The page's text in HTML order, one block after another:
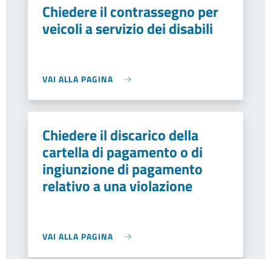
Chiedere il contrassegno per
veicoli a servizio dei disabili
VAI ALLA PAGINA
Chiedere il discarico della
cartella di pagamento o di
ingiunzione di pagamento
relativo a una violazione
VAI ALLA PAGINA